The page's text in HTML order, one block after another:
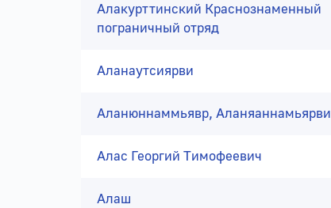
Алакурттинский Краснознаменный
пограничный отряд
Аланаутсиярви
Аланюннаммьявр, Аланяаннамьярви
Алас Георгий Тимофеевич
Алаш